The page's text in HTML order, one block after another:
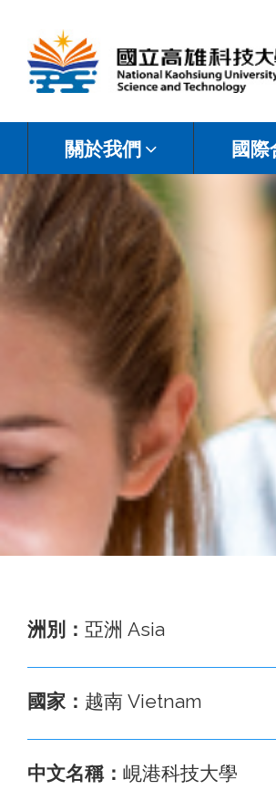
高
雄
科
技
學
事
務
處
關於我們 國際
洲別： 亞洲 Asia
國家： 越南 Vietnam
中文名稱： 峴港科技大學